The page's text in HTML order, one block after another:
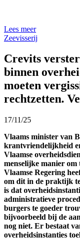
Lees meer
Zeevisserij
Crevits
binnen
moeten
rechtzetten.
17/11/25
Vlaams minister van
krantvriendelijkheid
Vlaamse
menselijke manier om
Vlaamse Regering
om dit in de praktijk
is dat
administratieve
burgers te goeder
bijvoorbeeld bij de
nog niet. Er bestaat
overheidsinstanties